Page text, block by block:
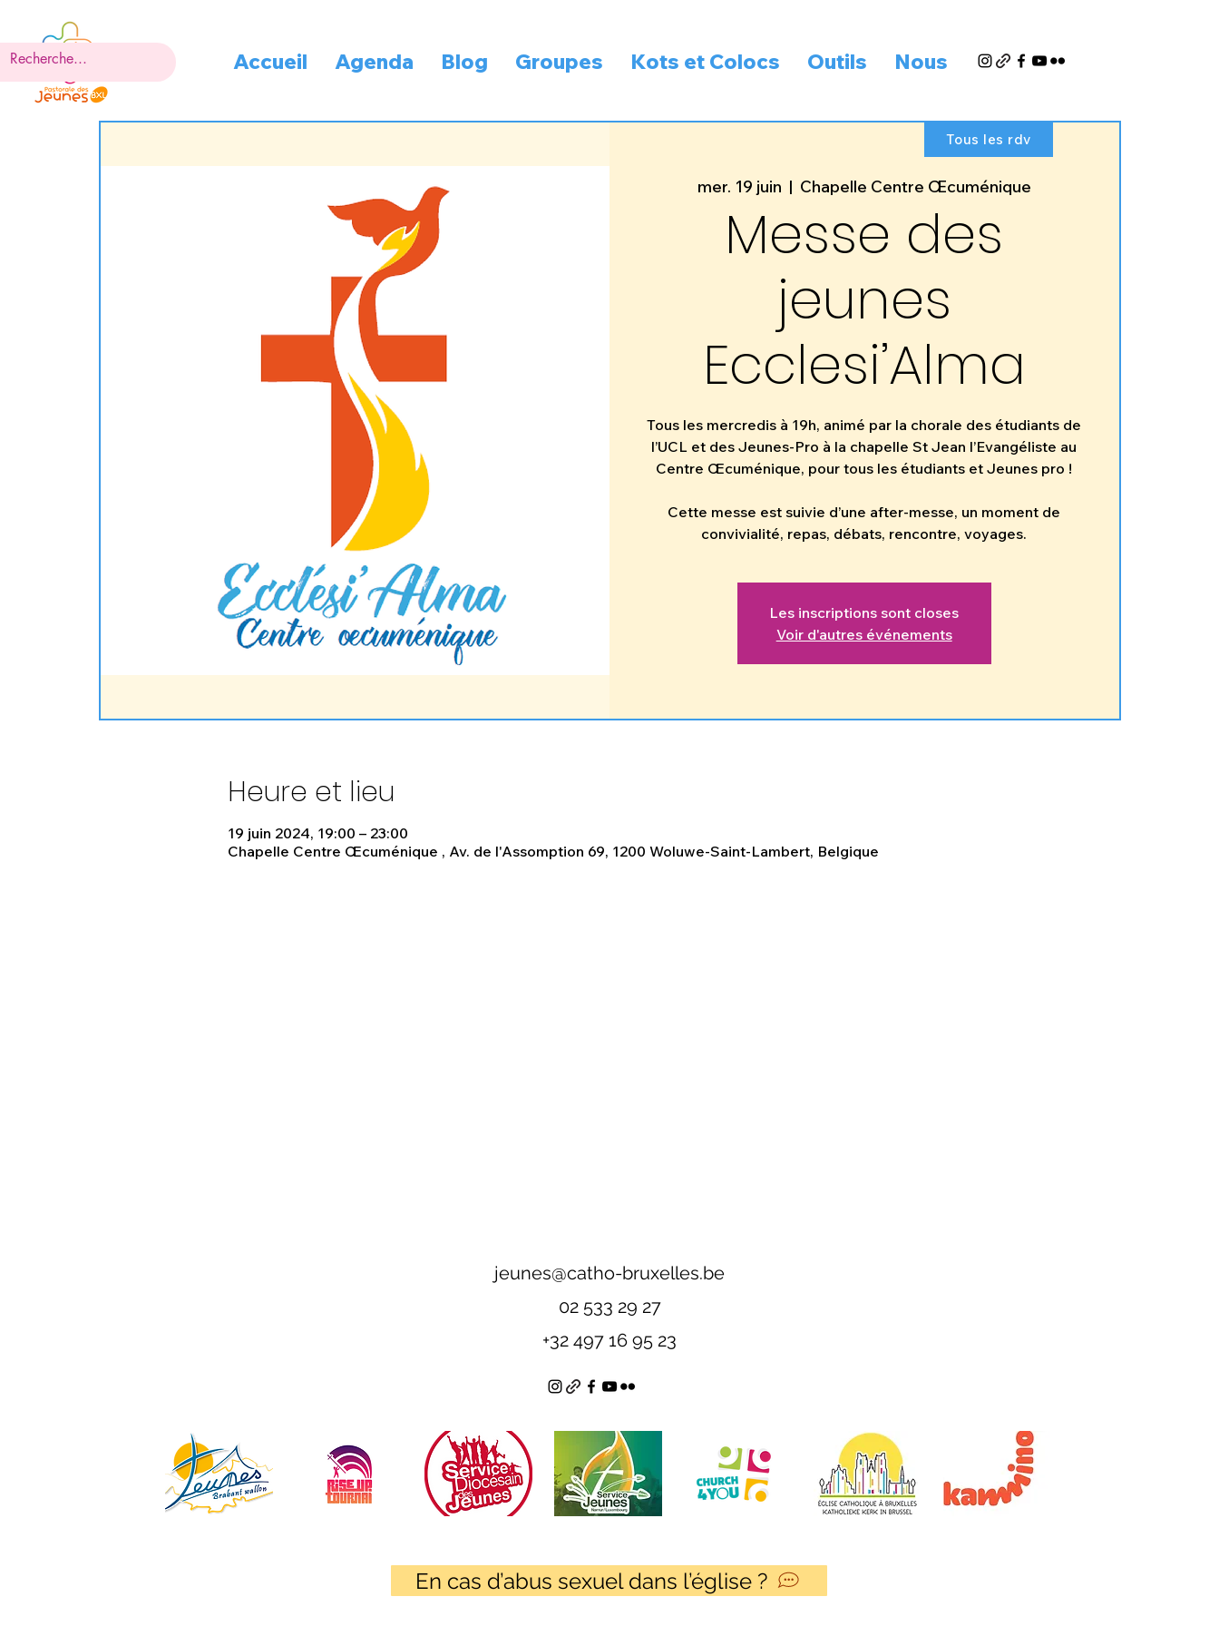
Accueil Agenda Blog Groupes Kots et Colocs Outils Nous
mer. 19 juin
  |
Chapelle Centre Œcuménique
Messe des
jeunes
Ecclesi’Alma
Tous les mercredis à 19h, animé par la chorale des étudiants de
l’UCL et des Jeunes-Pro à la chapelle St Jean l’Evangéliste au
Centre Œcuménique, pour tous les étudiants et Jeunes pro !
Cette messe est suivie d’une after-messe, un moment de
convivialité, repas, débats, rencontre, voyages.
Les inscriptions sont closes
Voir d'autres événements
Heure et lieu
19 juin 2024, 19:00 – 23:00
Chapelle Centre Œcuménique , Av. de l'Assomption 69, 1200 Woluwe-Saint-Lambert, Belgique
Tous les rdv
jeunes@catho-bruxelles.be
02 533 29 27
+32 497 16 95 23
En cas d’abus sexuel dans l’église ?